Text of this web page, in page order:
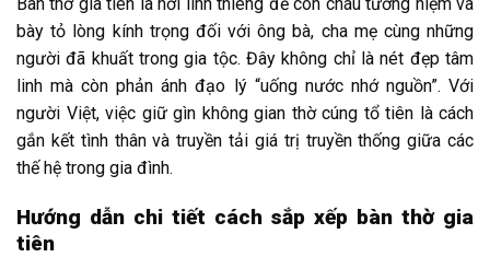
bày tỏ lòng kính trọng đối với ông bà, cha mẹ cùng những
người đã khuất trong gia tộc. Đây không chỉ là nét đẹp tâm
linh mà còn phản ánh đạo lý “uống nước nhớ nguồn”. Với
người Việt, việc giữ gìn không gian thờ cúng tổ tiên là cách
gắn kết tình thân và truyền tải giá trị truyền thống giữa các
thế hệ trong gia đình.
Hướng dẫn chi tiết cách sắp xếp bàn thờ gia
tiên